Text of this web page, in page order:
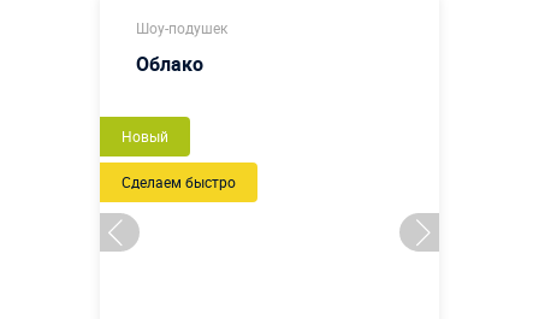
Шоу-подушек
Облако
Новый
Сделаем быстро